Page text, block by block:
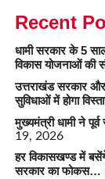
Recent
धामी सरकार के 5
विकास योजनाओं की
उत्तराखंड सरकार
सुविधाओं में होगा
मुख्यमंत्री धामी ने
19, 2026
हर विकासखण्ड में
सरकार का फोकस…